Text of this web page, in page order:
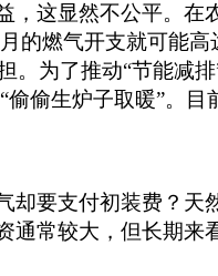
这显然不公平。在
燃气开支就可能高
为了推动“节能减
偷生炉子取暖”。
要支付初装费？天
常较大，但长期来